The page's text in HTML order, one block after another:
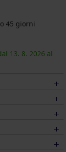
45 giorni
13. 8. 2026 al